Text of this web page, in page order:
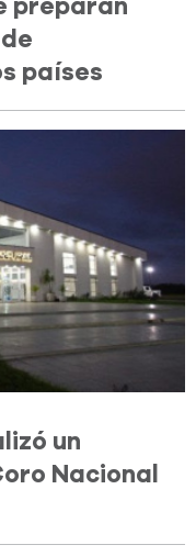
preparan
países
un
Nacional